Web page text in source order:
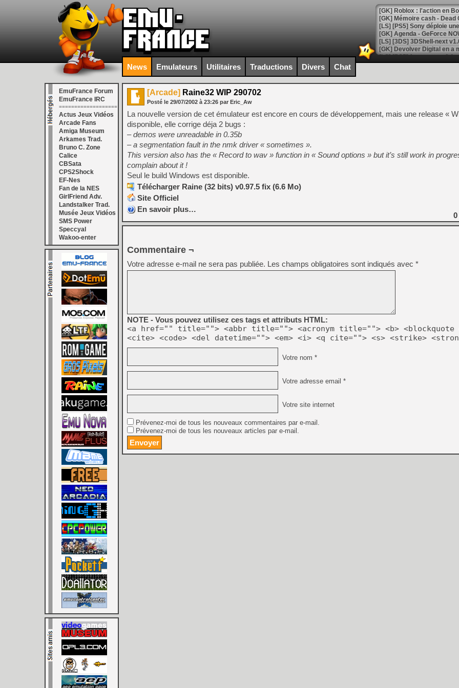
[GK] Roblox : l'action en
[GK] Agenda - GeForce
[GK] Devolver Digital en a
[LS] [PS5] ps5-y2jb-
[GK] Pourquoi Marvel
[GK] Test : Restory : Chill
[GK] GTA 6 : Rockstar
[GK] Hot Wheels Infinite
[GK] Mémoire cash -
[GK] Résultats Nintendo :
[GK] Déjà des
[Mo5] Brickboy cherche à
[GK] Minecraft et ses «
[GK] Beast of
[GK] Ubisoft : fin de partie
[GK] Mémoire cash -
[GK] Dan Houser (GTA)
[GK] Comment EA Sports
[GK] Crimson Moon : un
[GK] Isle of Reveries : le
[GK] Moonlighter 2 : The
[GK] Capcom relance
[Mo5] Deux inédits du
[GK] Le beat'em up The
[GK] Endless Legend 2 :
[LS] [PS5] Le WebKit
[GK] Oubliez Crazy Taxi,
[LS] [Switch] NSZ 5.0.0
[GK] Bethesda fête les 30
News Emulateurs Utilitaires Traductions Divers Chat
EmuFrance Forum
EmuFrance IRC
===================
Actus Jeux Vidéos
Arcade Fans
Amiga Museum
Arkames Trad.
Bruno C. Zone
Calice
CBSata
CPS2Shock
EF-Nes
Fan de la NES
GirlFriend Adv.
Landstalker Trad.
Musée Jeux Vidéos
SMS Power
Speccyal
Wakoo-enter
[Arcade] Raine32 WIP 290702
Posté le 29/07/2002 à 23:26 par Eric_Aw
La nouvelle version de cet émulateur est encore en cours de développement, mais une release «
disponible, elle corrige déja 2 bugs :
– demos were unreadable in 0.35b
– a segmentation fault in the nmk driver « sometimes ».
This version also has the « Record to wav » function in « Sound options » but it’s still work in
complain about it !
Seul le build Windows est disponible.
Télécharger Raine (32 bits) v0.97.5 fix (6.6 Mo)
Site Officiel
En savoir plus…
0
Commentaire ¬
Votre adresse e-mail ne sera pas publiée. Les champs obligatoires sont indiqués avec *
NOTE - Vous pouvez utilisez ces tags et attributs HTML:
<a href="" title=""> <abbr title=""> <acronym title=""> <b> <blockquote
<cite> <code> <del datetime=""> <em> <i> <q cite=""> <s> <strike>
Votre nom *
Votre adresse email *
Votre site internet
Prévenez-moi de tous les nouveaux commentaires par e-mail.
Prévenez-moi de tous les nouveaux articles par e-mail.